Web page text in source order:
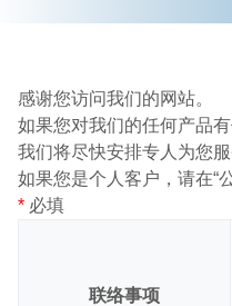
感谢您访问我们的网站。
如果您对我们的任何产品有
我们将尽快安排专人为您服
如果您是个人客户，请在“
* 必填
联络事项